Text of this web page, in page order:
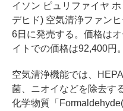
イソン ピュリファイヤ
デヒド) 空気清浄ファン
6日に発売する。価格は
イトでの価格は92,400円。
空気清浄機能では、
菌、ニオイなどを除去す
化学物質「